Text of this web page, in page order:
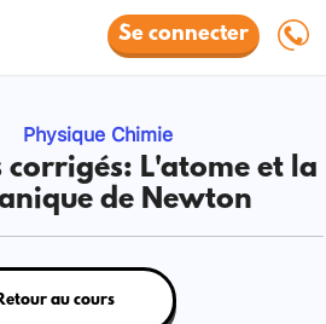
Se connecter
Physique Chimie
corrigés: L'atome et la
de Newton
Retour au cours